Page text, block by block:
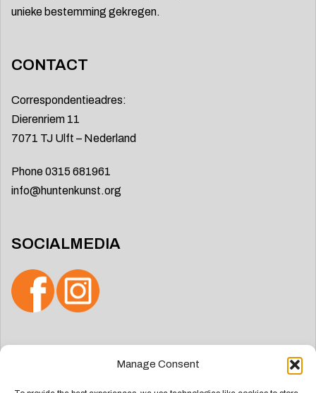
Manage Consent
unieke bestemming gekregen.
CONTACT
Correspondentieadres:
Dierenriem 11
7071 TJ Ulft – Nederland
Phone 0315 681961
info@huntenkunst.org
SOCIALMEDIA